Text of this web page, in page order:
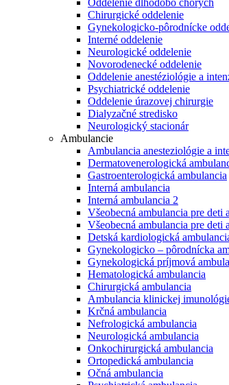
Oddelenie dlhodobo chorých
Chirurgické oddelenie
Gynekologicko-pôrodnícke
Interné oddelenie
Neurologické oddelenie
Novorodenecké oddelenie
Oddelenie anestéziológie a
Psychiatrické oddelenie
Oddelenie úrazovej chirurgie
Dialyzačné stredisko
Neurologický stacionár
Ambulancie
Ambulancia anesteziológie a
Dermatovenerologická
Gastroenterologická ambulancia
Interná ambulancia
Interná ambulancia 2
Všeobecná ambulancia pre deti
Všeobecná ambulancia pre deti
Detská kardiologická
Gynekologicko – pôrodnícka
Gynekologická príjmová
Hematologická ambulancia
Chirurgická ambulancia
Ambulancia klinickej
Krčná ambulancia
Nefrologická ambulancia
Neurologická ambulancia
Onkochirurgická ambulancia
Ortopedická ambulancia
Očná ambulancia